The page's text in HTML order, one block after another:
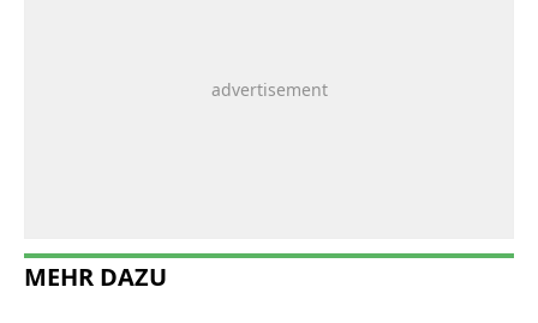
MEHR DAZU